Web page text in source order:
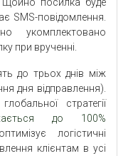
SMS-повідомлення.
укомплектовано
при врученні.
до трьох днів між
дня відправлення).
стратегії
до 100%
логістичні
клієнтам в усі